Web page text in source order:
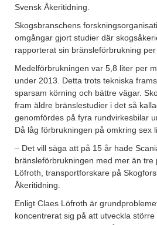
Svensk Åkeritidning.
Skogsbranschens
omgångar gjort studier där
rapporterat sin bränsleförbrukning per
Medelförbrukningen var 5,8 liter per
under 2013. Detta trots tekniska
sparsam körning och bättre vägar.
fram äldre bränslestudier i det så
genomfördes på fyra rundvirkesbilar
Då låg förbrukningen på omkring sex
– Det vill säga att på 15 år hade
bränsleförbrukningen med mer än tre
Löfroth, transportforskare på
Åkeritidning.
Enligt Claes Löfroth är
koncentrerat sig på att utveckla